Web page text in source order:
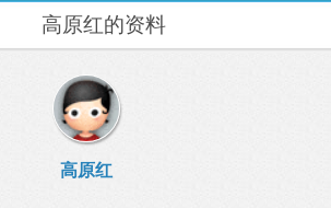
高原红的资料
高原红